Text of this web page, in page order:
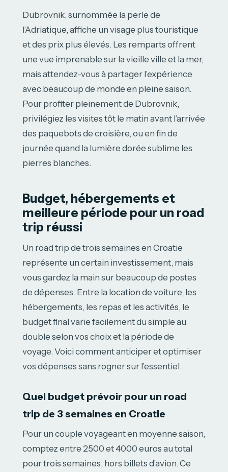
Dubrovnik, surnommée la perle de
l’Adriatique, affiche un visage plus touristique
et des prix plus élevés. Les remparts offrent
une vue imprenable sur la vieille ville et la mer,
mais attendez-vous à partager l’expérience
avec beaucoup de monde en pleine saison.
Pour profiter pleinement de Dubrovnik,
privilégiez les visites tôt le matin avant l’arrivée
des paquebots de croisière, ou en fin de
journée quand la lumière dorée sublime les
pierres blanches.
Budget, hébergements et
meilleure période pour un road
trip réussi
Un road trip de trois semaines en Croatie
représente un certain investissement, mais
vous gardez la main sur beaucoup de postes
de dépenses. Entre la location de voiture, les
hébergements, les repas et les activités, le
budget final varie facilement du simple au
double selon vos choix et la période de
voyage. Voici comment anticiper et optimiser
vos dépenses sans rogner sur l’essentiel.
Quel budget prévoir pour un road
trip de 3 semaines en Croatie
Pour un couple voyageant en moyenne saison,
comptez entre 2500 et 4000 euros au total
pour trois semaines, hors billets d’avion. Ce